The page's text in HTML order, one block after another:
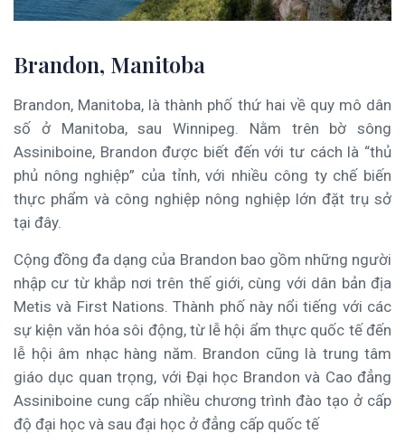
Brandon, Manitoba
Brandon, Manitoba, là thành phố thứ hai về quy mô dân
số ở Manitoba, sau Winnipeg. Nằm trên bờ sông
Assiniboine, Brandon được biết đến với tư cách là “thủ
phủ nông nghiệp” của tỉnh, với nhiều công ty chế biến
thực phẩm và công nghiệp nông nghiệp lớn đặt trụ sở
tại đây.
Cộng đồng đa dạng của Brandon bao gồm những người
nhập cư từ khắp nơi trên thế giới, cùng với dân bản địa
Metis và First Nations. Thành phố này nổi tiếng với các
sự kiện văn hóa sôi động, từ lễ hội ẩm thực quốc tế đến
lễ hội âm nhạc hàng năm. Brandon cũng là trung tâm
giáo dục quan trọng, với Đại học Brandon và Cao đẳng
Assiniboine cung cấp nhiều chương trình đào tạo ở cấp
độ đại học và sau đại học ở đẳng cấp quốc tế